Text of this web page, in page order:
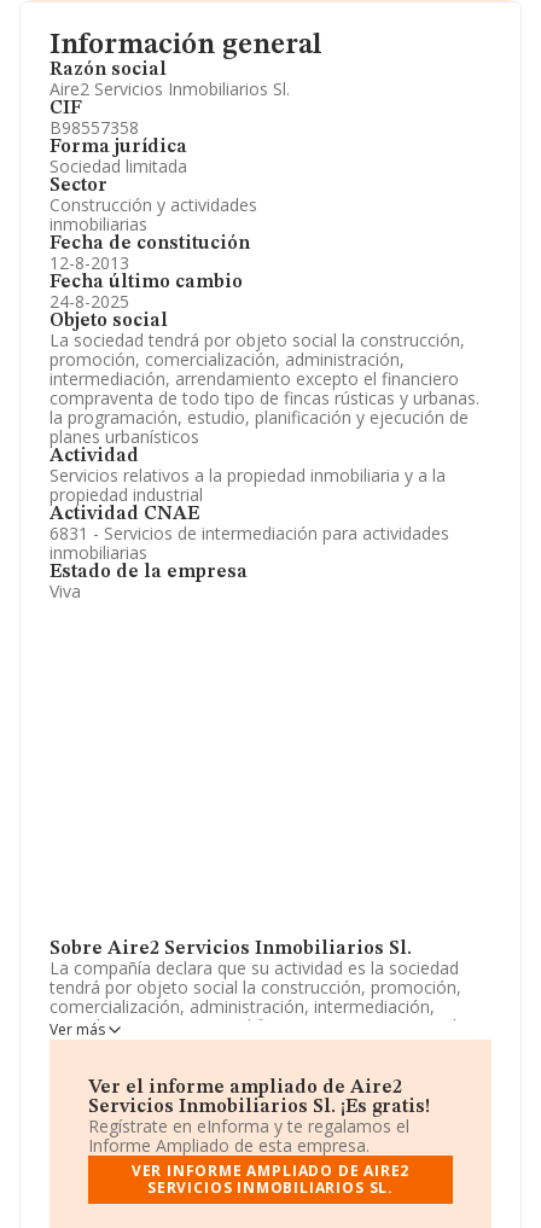
Información general
Razón social
Aire2 Servicios Inmobiliarios Sl.
CIF
B98557358
Forma jurídica
Sociedad limitada
Sector
Construcción y actividades
inmobiliarias
Fecha de constitución
12-8-2013
Fecha último cambio
24-8-2025
Objeto social
La sociedad tendrá por objeto social la construcción,
promoción, comercialización, administración,
intermediación, arrendamiento excepto el financiero
compraventa de todo tipo de fincas rústicas y urbanas.
la programación, estudio, planificación y ejecución de
planes urbanísticos
Actividad
Servicios relativos a la propiedad inmobiliaria y a la
propiedad industrial
Actividad CNAE
6831 - Servicios de intermediación para actividades
inmobiliarias
Estado de la empresa
Viva
Sobre Aire2 Servicios Inmobiliarios Sl.
La compañía declara que su actividad es la sociedad
tendrá por objeto social la construcción, promoción,
comercialización, administración, intermediación,
arrendamiento excepto el financiero compraventa de
todo tipo de fincas rústicas y urbanas. la programación,
La empresa aparece inscrita en el Registro Mercantil
como Sociedad Limitada. Tiene CNAE: 6831 - 'Agentes
de la propiedad inmobiliaria'. La compañía no tiene
actividad en mercados exteriores.
Respecto al rendimiento deAire2 Servicios
Inmobiliarios S.Len 2023, comparado con el año
Ver más
Ver el informe ampliado de Aire2
Servicios Inmobiliarios Sl. ¡Es gratis!
Regístrate en eInforma y te regalamos el
Informe Ampliado de esta empresa.
VER INFORME AMPLIADO DE AIRE2
SERVICIOS INMOBILIARIOS SL.
Información oficial y registral complementaria.